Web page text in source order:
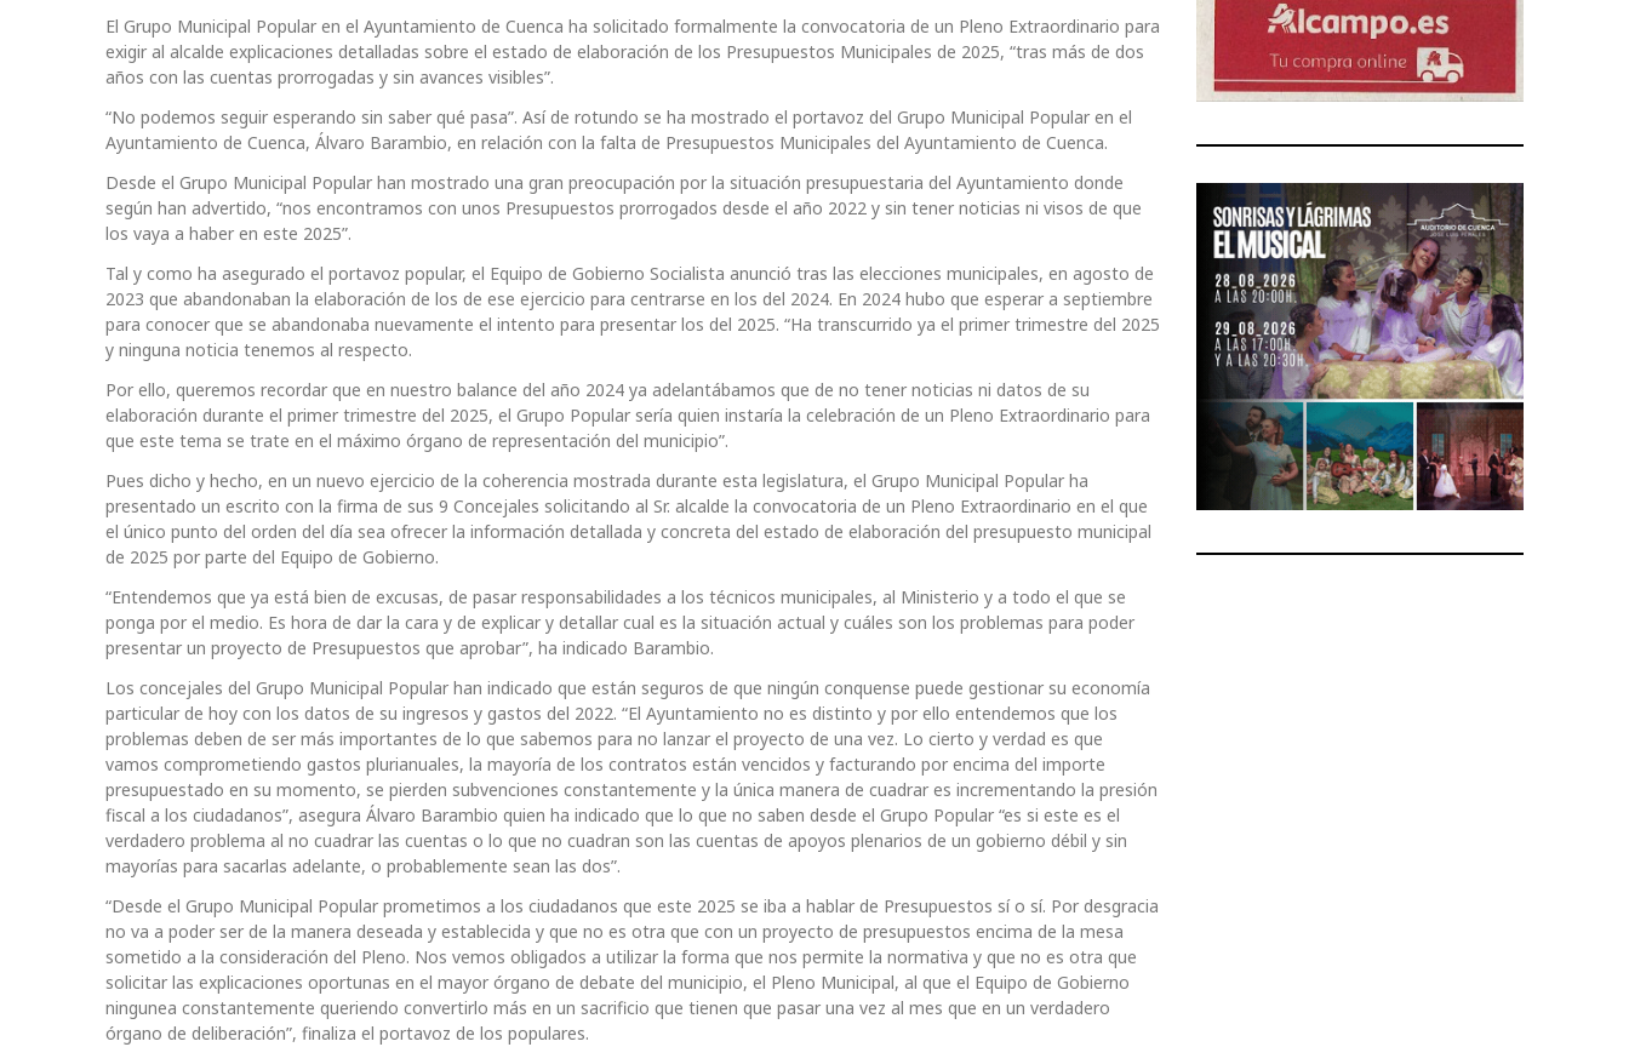
El Grupo Municipal Popular en el Ayuntamiento de Cuenca ha solicitado formalmente la convocatoria de un Pleno Extraordinario para
exigir al alcalde explicaciones detalladas sobre el estado de elaboración de los Presupuestos Municipales de 2025, “tras más de dos
años con las cuentas prorrogadas y sin avances visibles”.
“No podemos seguir esperando sin saber qué pasa”. Así de rotundo se ha mostrado el portavoz del Grupo Municipal Popular en el
Ayuntamiento de Cuenca, Álvaro Barambio, en relación con la falta de Presupuestos Municipales del Ayuntamiento de Cuenca.
Desde el Grupo Municipal Popular han mostrado una gran preocupación por la situación presupuestaria del Ayuntamiento donde
según han advertido, “nos encontramos con unos Presupuestos prorrogados desde el año 2022 y sin tener noticias ni visos de que
los vaya a haber en este 2025”.
Tal y como ha asegurado el portavoz popular, el Equipo de Gobierno Socialista anunció tras las elecciones municipales, en agosto de
2023 que abandonaban la elaboración de los de ese ejercicio para centrarse en los del 2024. En 2024 hubo que esperar a septiembre
para conocer que se abandonaba nuevamente el intento para presentar los del 2025. “Ha transcurrido ya el primer trimestre del 2025
y ninguna noticia tenemos al respecto.
Por ello, queremos recordar que en nuestro balance del año 2024 ya adelantábamos que de no tener noticias ni datos de su
elaboración durante el primer trimestre del 2025, el Grupo Popular sería quien instaría la celebración de un Pleno Extraordinario para
que este tema se trate en el máximo órgano de representación del municipio”.
Pues dicho y hecho, en un nuevo ejercicio de la coherencia mostrada durante esta legislatura, el Grupo Municipal Popular ha
presentado un escrito con la firma de sus 9 Concejales solicitando al Sr. alcalde la convocatoria de un Pleno Extraordinario en el que
el único punto del orden del día sea ofrecer la información detallada y concreta del estado de elaboración del presupuesto municipal
de 2025 por parte del Equipo de Gobierno.
“Entendemos que ya está bien de excusas, de pasar responsabilidades a los técnicos municipales, al Ministerio y a todo el que se
ponga por el medio. Es hora de dar la cara y de explicar y detallar cual es la situación actual y cuáles son los problemas para poder
presentar un proyecto de Presupuestos que aprobar”, ha indicado Barambio.
Los concejales del Grupo Municipal Popular han indicado que están seguros de que ningún conquense puede gestionar su economía
particular de hoy con los datos de su ingresos y gastos del 2022. “El Ayuntamiento no es distinto y por ello entendemos que los
problemas deben de ser más importantes de lo que sabemos para no lanzar el proyecto de una vez. Lo cierto y verdad es que
vamos comprometiendo gastos plurianuales, la mayoría de los contratos están vencidos y facturando por encima del importe
presupuestado en su momento, se pierden subvenciones constantemente y la única manera de cuadrar es incrementando la presión
fiscal a los ciudadanos”, asegura Álvaro Barambio quien ha indicado que lo que no saben desde el Grupo Popular “es si este es el
verdadero problema al no cuadrar las cuentas o lo que no cuadran son las cuentas de apoyos plenarios de un gobierno débil y sin
mayorías para sacarlas adelante, o probablemente sean las dos”.
“Desde el Grupo Municipal Popular prometimos a los ciudadanos que este 2025 se iba a hablar de Presupuestos sí o sí. Por desgracia
no va a poder ser de la manera deseada y establecida y que no es otra que con un proyecto de presupuestos encima de la mesa
sometido a la consideración del Pleno. Nos vemos obligados a utilizar la forma que nos permite la normativa y que no es otra que
solicitar las explicaciones oportunas en el mayor órgano de debate del municipio, el Pleno Municipal, al que el Equipo de Gobierno
ningunea constantemente queriendo convertirlo más en un sacrificio que tienen que pasar una vez al mes que en un verdadero
órgano de deliberación”, finaliza el portavoz de los populares.